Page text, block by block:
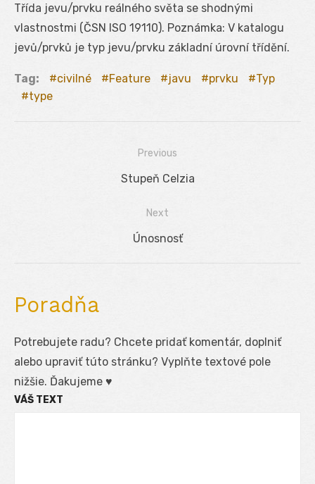
Třída jevu/prvku reálného světa se shodnými
vlastnostmi (ČSN ISO 19110). Poznámka: V katalogu
jevů/prvků je typ jevu/prvku základní úrovní třídění.
Tag: civilné Feature javu prvku
Typ
type
Previous
Previous
Stupeň Celzia
Next
Next
Únosnosť
Poradňa
Potrebujete radu? Chcete pridať komentár, doplniť
alebo upraviť túto stránku? Vyplňte textové pole
nižšie. Ďakujeme ♥
VÁŠ TEXT